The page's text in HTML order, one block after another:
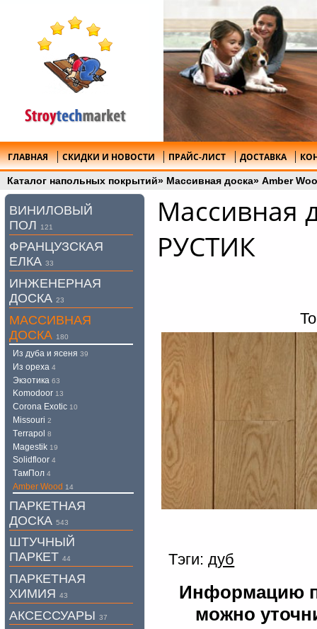
ГЛАВНАЯ СКИДКИ И НОВОСТИ ПРАЙС-ЛИСТ ДОСТАВКА
Каталог напольных покрытий» Массивная доска» Amber
Массивная
РУСТИК
Тэги:дуб
Информацию
можно
ВИНИЛОВЫЙ
ПОЛ
121
ФРАНЦУЗСКАЯ
ЕЛКА 33
ИНЖЕНЕРНАЯ
ДОСКА 23
МАССИВНАЯ
ДОСКА 180
Из дуба и ясеня 39
Из ореха 4
Экзотика 63
Komodoor 13
Corona Exotic 10
Missouri 2
Тerrapol 8
Magestik 19
Solidfloor 4
ТaмПол 4
Amber Wood 14
ПАРКЕТНАЯ
ДОСКА 543
ШТУЧНЫЙ
ПАРКЕТ 44
ПАРКЕТНАЯ
ХИМИЯ 43
АКСЕССУАРЫ 37